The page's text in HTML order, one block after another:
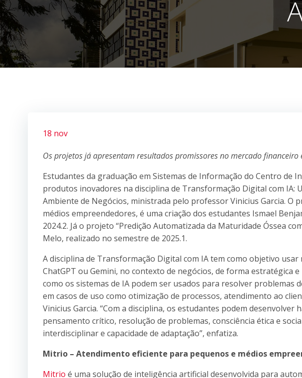
18 nov
Os projetos já apresentam resultados promissores no mercado financeiro
Estudantes da graduação em Sistemas de Informação do Centro de
produtos inovadores na disciplina de Transformação Digital com IA:
Ambiente de Negócios, ministrada pelo professor Vinicius Garcia. O
médios empreendedores, é uma criação dos estudantes Ismael
2024.2. Já o projeto “Predição Automatizada da Maturidade Óssea
Melo, realizado no semestre de 2025.1.
A disciplina de Transformação Digital com IA tem como objetivo
ChatGPT ou Gemini, no contexto de negócios, de forma estratégica
como os sistemas de IA podem ser usados para resolver problemas
em casos de uso como otimização de processos, atendimento ao
Vinicius Garcia. “Com a disciplina, os estudantes podem desenvolver
pensamento crítico, resolução de problemas, consciência ética e
interdisciplinar e capacidade de adaptação”, enfatiza.
Mitrio – Atendimento eficiente para pequenos e médios
Mitrio é uma solução de inteligência artificial desenvolvida para